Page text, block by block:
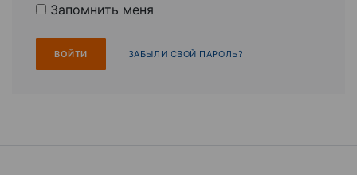
Запомнить меня
ЗАБЫЛИ СВОЙ ПАРОЛЬ?